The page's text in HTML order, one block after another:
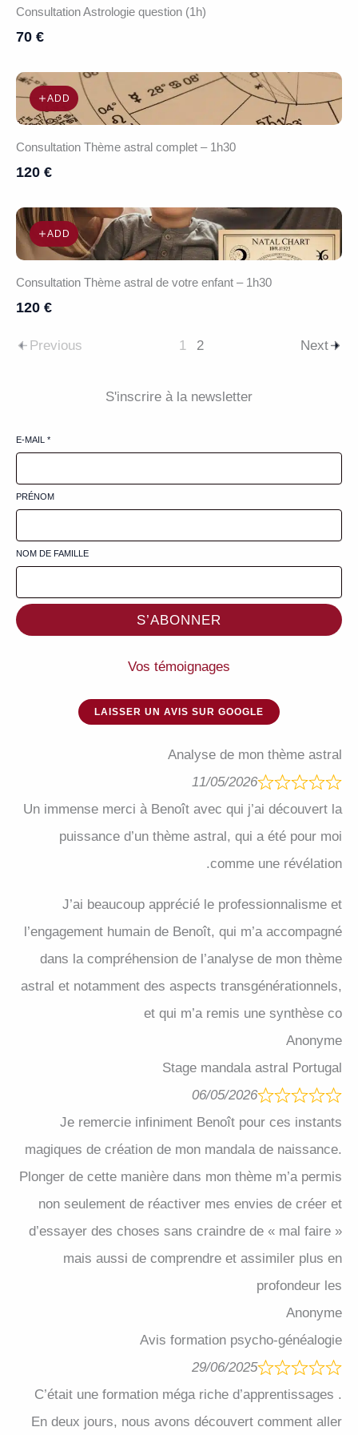
Consultation Astrologie question (1h)
70 €
ADD
Consultation Thème astral complet – 1h30
120 €
ADD
Consultation Thème astral de votre enfant – 1h30
120 €
Previous 1 2 Next
S'inscrire à la newsletter
E-MAIL *
PRÉNOM
NOM DE FAMILLE
S’ABONNER
Vos témoignages
LAISSER UN AVIS SUR GOOGLE
Analyse de mon thème astral
11/05/2026
Un immense merci à Benoît avec qui j’ai découvert la
puissance d’un thème astral, qui a été pour moi
comme une révélation.
J’ai beaucoup apprécié le professionnalisme et
l’engagement humain de Benoît, qui m’a accompagné
dans la compréhension de l’analyse de mon thème
astral et notamment des aspects transgénérationnels,
et qui m’a remis une synthèse co
Anonyme
Stage mandala astral Portugal
06/05/2026
Je remercie infiniment Benoît pour ces instants
magiques de création de mon mandala de naissance.
Plonger de cette manière dans mon thème m’a permis
non seulement de réactiver mes envies de créer et
d’essayer des choses sans craindre de « mal faire »
mais aussi de comprendre et assimiler plus en
profondeur les
Anonyme
Avis formation psycho-généalogie
29/06/2025
C’était une formation méga riche d’apprentissages .
En deux jours, nous avons découvert comment aller